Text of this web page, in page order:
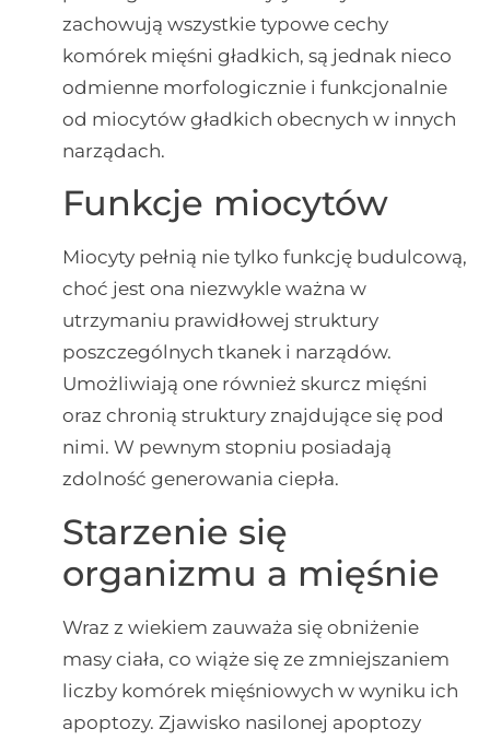
zachowują wszystkie typowe cechy
komórek mięśni gładkich, są jednak nieco
odmienne morfologicznie i funkcjonalnie
od miocytów gładkich obecnych w innych
narządach.
Funkcje miocytów
Miocyty pełnią nie tylko funkcję budulcową,
choć jest ona niezwykle ważna w
utrzymaniu prawidłowej struktury
poszczególnych tkanek i narządów.
Umożliwiają one również skurcz mięśni
oraz chronią struktury znajdujące się pod
nimi. W pewnym stopniu posiadają
zdolność generowania ciepła.
Starzenie się
organizmu a mięśnie
Wraz z wiekiem zauważa się obniżenie
masy ciała, co wiąże się ze zmniejszaniem
liczby komórek mięśniowych w wyniku ich
apoptozy. Zjawisko nasilonej apoptozy